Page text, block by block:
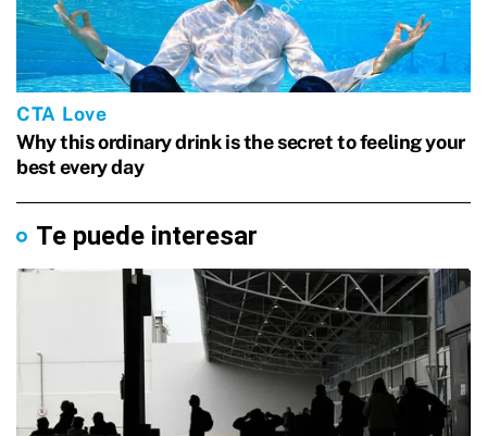
Te puede interesar